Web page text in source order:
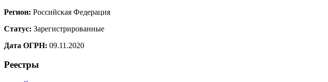
Регион: Российская Федерация
Статус: Зарегистрированные
Дата ОГРН: 09.11.2020
Реестры